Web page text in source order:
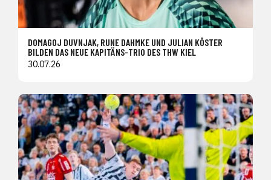
DOMAGOJ DUVNJAK, RUNE DAHMKE UND JULIAN KÖSTER
BILDEN DAS NEUE KAPITÄNS-TRIO DES THW KIEL
30.07.26